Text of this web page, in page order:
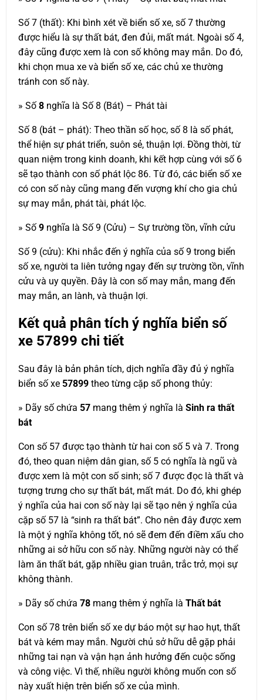
Số 7 (thất): Khi bình xét về biển số xe, số 7 thường
được hiểu là sự thất bát, đen đủi, mất mát. Ngoài số 4,
đây cũng được xem là con số không may mắn. Do đó,
khi chọn mua xe và biển số xe, các chủ xe thường
tránh con số này.
» Số8 nghĩa là Số 8 (Bát) – Phát tài
Số 8 (bát – phát): Theo thần số học, số 8 là số phát,
thể hiện sự phát triển, suôn sẻ, thuận lợi. Đồng thời, từ
quan niệm trong kinh doanh, khi kết hợp cùng với số 6
sẽ tạo thành con số phát lộc 86. Từ đó, các biển số xe
có con số này cũng mang đến vượng khí cho gia chủ
sự may mắn, phát tài, phát lộc.
» Số9 nghĩa là Số 9 (Cửu) – Sự trường tồn, vĩnh cửu
Số 9 (cửu): Khi nhắc đến ý nghĩa của số 9 trong biển
số xe, người ta liên tưởng ngay đến sự trường tồn, vĩnh
cửu và uy quyền. Đây là con số may mắn, mang đến
may mắn, an lành, và thuận lợi.
Kết quả phân tích ý nghĩa biển số
xe 57899 chi tiết
Sau đây là bản phân tích, dịch nghĩa đầy đủ ý nghĩa
biển số xe 57899 theo từng cặp số phong thủy:
» Dãy số chứa 57 mang thêm ý nghĩa là Sinh ra thất
bát
Con số 57 được tạo thành từ hai con số 5 và 7. Trong
đó, theo quan niệm dân gian, số 5 có nghĩa là ngũ và
được xem là một con số sinh; số 7 được đọc là thất và
tượng trưng cho sự thất bát, mất mát. Do đó, khi ghép
ý nghĩa của hai con số này lại sẽ tạo nên ý nghĩa của
cặp số 57 là “sinh ra thất bát”. Cho nên đây được xem
là một ý nghĩa không tốt, nó sẽ đem đến điềm xấu cho
những ai sở hữu con số này. Những người này có thể
làm ăn thất bát, gặp nhiều gian truân, trắc trở, mọi sự
không thành.
» Dãy số chứa 78 mang thêm ý nghĩa là Thất bát
Con số 78 trên biển số xe dự báo một sự hao hụt, thất
bát và kém may mắn. Người chủ sở hữu dễ gặp phải
những tai nạn và vận hạn ảnh hưởng đến cuộc sống
và công việc. Vì thế, nhiều người không muốn con số
này xuất hiện trên biển số xe của mình.